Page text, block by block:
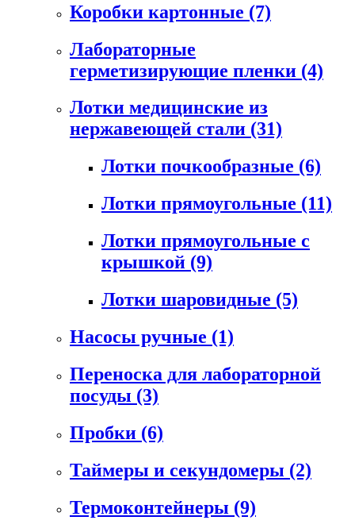
Коробки картонные (7)
Лабораторные
герметизирующие пленки (4)
Лотки медицинские из
нержавеющей стали (31)
Лотки почкообразные (6)
Лотки прямоугольные (11)
Лотки прямоугольные с
крышкой (9)
Лотки шаровидные (5)
Насосы ручные (1)
Переноска для лабораторной
посуды (3)
Пробки (6)
Таймеры и секундомеры (2)
Термоконтейнеры (9)